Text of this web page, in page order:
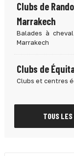
Clubs de
Marrakech
Balades à
Marrakech
Clubs de
Clubs et centres
TOUS LES